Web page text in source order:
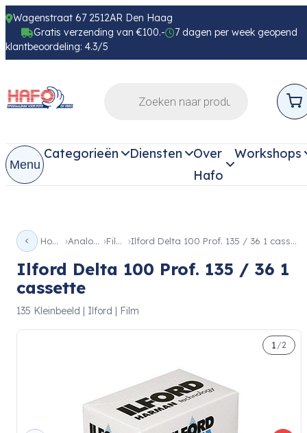
Wagenstraat 67 2512AR Den Haag
Gratis verzending van €100.-
7 dagen per week geopend
klantbeoordeling: 4.3/5
Menu
Categorieën Diensten
Over
Hafo
Workshops
Home Analoog Films Ilford Delta 100 Prof. 135 / 36 1 cassette
Ilford Delta 100 Prof. 135 / 36 1
cassette
135 Kleinbeeld | Ilford | Film
1 /2